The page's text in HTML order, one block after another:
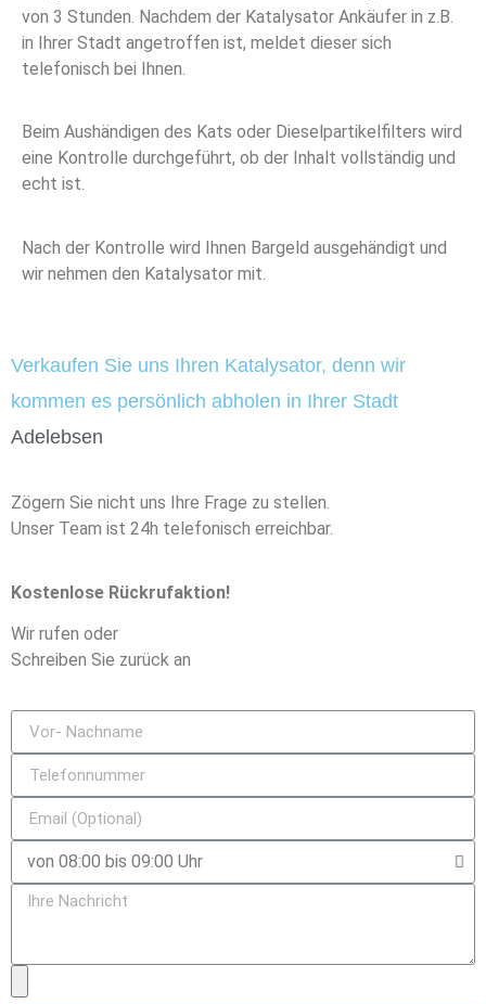
von 3 Stunden. Nachdem der Katalysator Ankäufer in z.B.
in Ihrer Stadt angetroffen ist, meldet dieser sich
telefonisch bei Ihnen.
Beim Aushändigen des Kats oder Dieselpartikelfilters wird
eine Kontrolle durchgeführt, ob der Inhalt vollständig und
echt ist.
Nach der Kontrolle wird Ihnen Bargeld ausgehändigt und
wir nehmen den Katalysator mit.
Verkaufen Sie uns Ihren Katalysator, denn wir
kommen es persönlich abholen in Ihrer Stadt
Adelebsen
Zögern Sie nicht uns Ihre Frage zu stellen.
Unser Team ist 24h telefonisch erreichbar.
Kostenlose Rückrufaktion!
Wir rufen oder
Schreiben Sie zurück an